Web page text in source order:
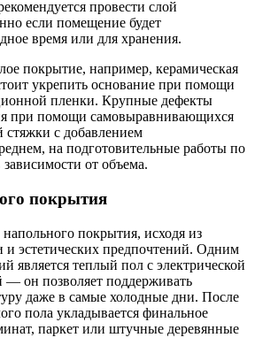
провести слой
если помещение будет
время или для хранения.
покрытие, например, керамическая
укрепить основание при помощи
пленки. Крупные дефекты
при помощи самовыравнивающихся
стяжки с добавлением
на подготовительные работы по
от объема.
покрытия
покрытия, исходя из
и эстетических предпочтений. Одним
является теплый пол с электрической
— он позволяет поддерживать
даже в самые холодные дни. После
пола укладывается финальное
паркет или штучные деревянные